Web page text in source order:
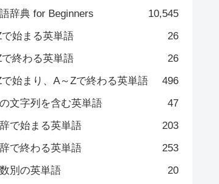
辞典 for Beginners
10,545
始まる英単語
26
終わる英単語
26
始まり、A～Zで終わる英単語
496
文字列を含む英単語
47
で始まる英単語
203
で終わる英単語
253
別の英単語
20